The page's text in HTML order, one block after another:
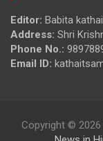
Editor: Babita
Address: Shri
Phone No.:
Email ID:
Copyright © 2026